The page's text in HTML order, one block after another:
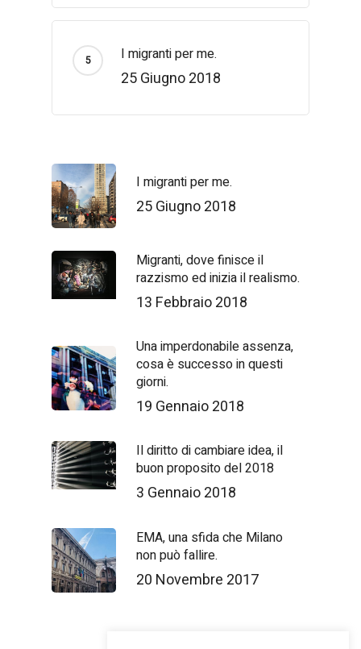
I migranti per me.
25 Giugno 2018
I migranti per me.
25 Giugno 2018
Migranti, dove finisce il
razzismo ed inizia il realismo.
13 Febbraio 2018
Una imperdonabile assenza,
cosa è successo in questi
giorni.
19 Gennaio 2018
Il diritto di cambiare idea, il
buon proposito del 2018
3 Gennaio 2018
EMA, una sfida che Milano
non può fallire.
20 Novembre 2017